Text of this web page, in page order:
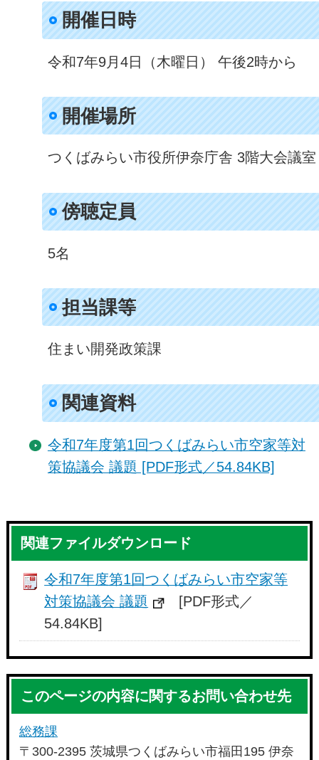
開催日時​
令和7年9月4日（木曜日） 午後2時から
開催場所
つくばみらい市役所伊奈庁舎 3階大会議室
傍聴定員
5名
担当課等
住まい開発政策課
関連資料
令和7年度第1回つくばみらい市空家等対
策協議会 議題 [PDF形式／54.84KB]
関連ファイルダウンロード
令和7年度第1回つくばみらい市空家等
対策協議会 議題
[PDF形式／
54.84KB]
このページの内容に関するお問い合わせ先
総務課
〒300-2395 茨城県つくばみらい市福田195 伊奈